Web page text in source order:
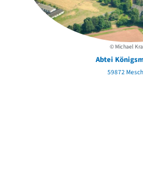
© Michael
Abtei
59872